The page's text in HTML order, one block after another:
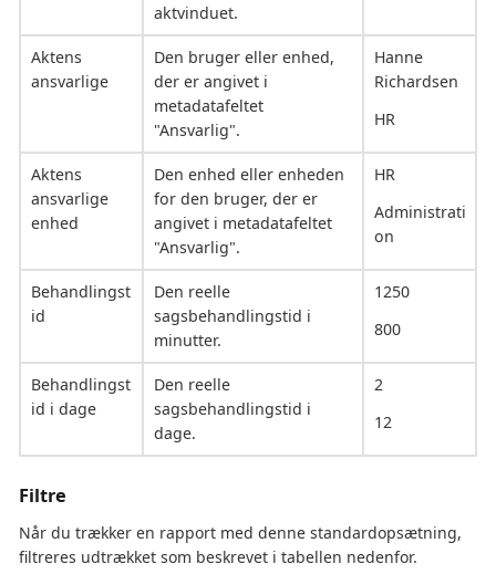
aktvinduet.
Aktens
ansvarlige
Den bruger eller enhed,
der er angivet i
metadatafeltet
"Ansvarlig".
Hanne
Richardsen
HR
Aktens
ansvarlige
enhed
Den enhed eller enheden
for den bruger, der er
angivet i metadatafeltet
"Ansvarlig".
HR
Administrati
on
Behandlingst
id
Den reelle
sagsbehandlingstid i
minutter.
1250
800
Behandlingst
id i dage
Den reelle
sagsbehandlingstid i
dage.
2
12
Filtre
Når du trækker en rapport med denne standardopsætning,
filtreres udtrækket som beskrevet i tabellen nedenfor.